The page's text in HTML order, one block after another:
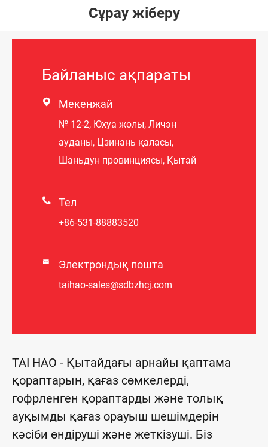
Сұрау жіберу
Байланыс ақпараты
 Мекенжай
№ 12-2, Юхуа жолы, Личэн
ауданы, Цзинань қаласы,
Шаньдун провинциясы, Қытай
 Тел
+86-531-88883520
 Электрондық пошта
taihao-sales@sdbzhcj.com
TAI HAO - Қытайдағы арнайы қаптама
қораптарын, қағаз сөмкелерді,
гофрленген қораптарды және толық
ауқымды қағаз орауыш шешімдерін
кәсіби өндіруші және жеткізуші. Біз